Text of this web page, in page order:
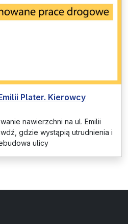
Plater. Kierowcy
nawierzchni na ul. Emilii
gdzie wystąpią utrudnienia i
ulicy